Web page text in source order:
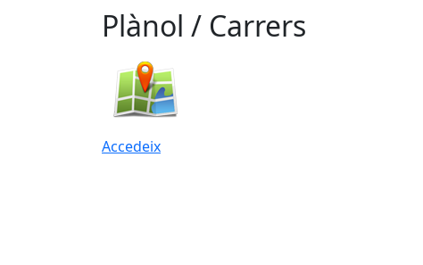
Plànol / Carrers
Accedeix